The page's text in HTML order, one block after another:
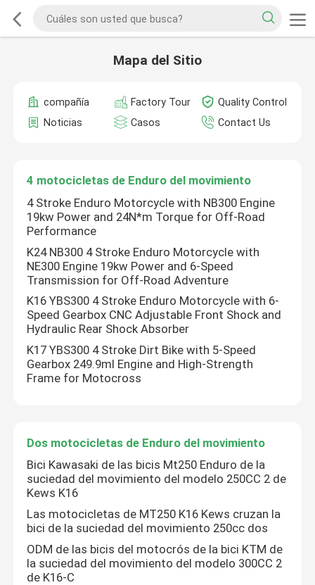
Mapa del Sitio
compañía Factory Tour
Quality Control
Noticias
Casos Contact Us
4 motocicletas de Enduro del movimiento
4 Stroke Enduro Motorcycle with NB300 Engine
19kw Power and 24N*m Torque for Off-Road
Performance
K24 NB300 4 Stroke Enduro Motorcycle with
NE300 Engine 19kw Power and 6-Speed
Transmission for Off-Road Adventure
K16 YBS300 4 Stroke Enduro Motorcycle with 6-
Speed Gearbox CNC Adjustable Front Shock and
Hydraulic Rear Shock Absorber
K17 YBS300 4 Stroke Dirt Bike with 5-Speed
Gearbox 249.9ml Engine and High-Strength
Frame for Motocross
Dos motocicletas de Enduro del movimiento
Bici Kawasaki de las bicis Mt250 Enduro de la
suciedad del movimiento del modelo 250CC 2 de
Kews K16
Las motocicletas de MT250 K16 Kews cruzan la
bici de la suciedad del movimiento 250cc dos
ODM de las bicis del motocrós de la bici KTM de
la suciedad del movimiento del modelo 300CC 2
de K16-C